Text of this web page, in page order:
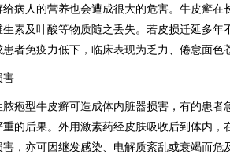
人的营养也会遭成很大的危害。牛皮癣在
生素及叶酸等物质随之丢失。若皮损迁延多
者免疫力低下，临床表现为乏力、倦怠面色
型牛皮癣可造成体内脏器损害，有的患者
重的后果。外用激素药经皮肤吸收后到体内
，亦可因继发感染、电解质紊乱或衰竭而危